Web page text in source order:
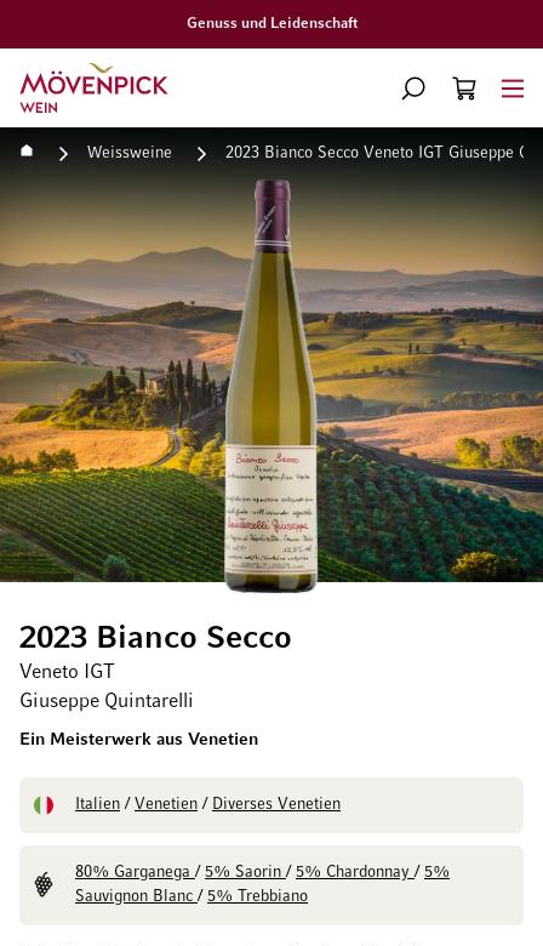
Genuss und Leidenschaft
Zur Startseite
SUCHE
WARENKORB
Startseite Weissweine 2023 Bianco Secco Veneto IGT Giuseppe
2023 Bianco Secco
Veneto IGT
Giuseppe Quintarelli
Ein Meisterwerk aus Venetien
Italien / Venetien / Diverses Venetien
80% Garganega/ 5% Saorin/ 5% Chardonnay/ 5%
Sauvignon Blanc/ 5% Trebbiano
Zum Ende der Bildgalerie springen